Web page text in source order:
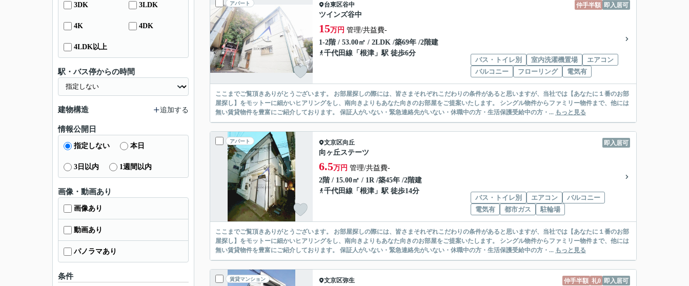
アパート 仲手半額 即入居可
台東区谷中
ツインズ谷中
15万円 管理/共益費-
1-2階 / 53.00㎡ / 2LDK /築69年 /2階建
千代田線 「 根津 」駅 徒歩6分
バス・トイレ別
室内洗濯機置場
エアコン
バルコニー
フローリング 電気有
ここまでご覧頂きありがとうございます。 お部屋探しの際には、皆さまそれぞれこだわりの条件があると思いますが、当社では【あなたに１番のお部
屋探し】をモットーに細かいヒアリングをし、南向きよりもあなた向きのお部屋をご提案いたします。 シングル物件からファミリー物件まで、他には
無い賃貸物件を豊富にご紹介しております。 保証人がいない・緊急連絡先がいない・休職中の方・生活保護受給中の方・... もっと見る
アパート 即入居可
文京区向丘
向ヶ丘ステーツ
6.5万円 管理/共益費-
2階 / 15.00㎡ / 1R /築45年 /2階建
千代田線 「 根津 」駅 徒歩14分
バス・トイレ別
エアコン
バルコニー
電気有
都市ガス 駐輪場
ここまでご覧頂きありがとうございます。 お部屋探しの際には、皆さまそれぞれこだわりの条件があると思いますが、当社では【あなたに１番のお部
屋探し】をモットーに細かいヒアリングをし、南向きよりもあなた向きのお部屋をご提案いたします。 シングル物件からファミリー物件まで、他には
無い賃貸物件を豊富にご紹介しております。 保証人がいない・緊急連絡先がいない・休職中の方・生活保護受給中の方・... もっと見る
賃貸マンション 仲手半額 礼0 即入居可
文京区弥生
3DK 3LDK
4K 4DK
4LDK以上
駅・バス停からの時間
建物構造 追加する
情報公開日
指定しない 本日
3日以内 1週間以内
画像・動画あり
画像あり
動画あり
パノラマあり
条件